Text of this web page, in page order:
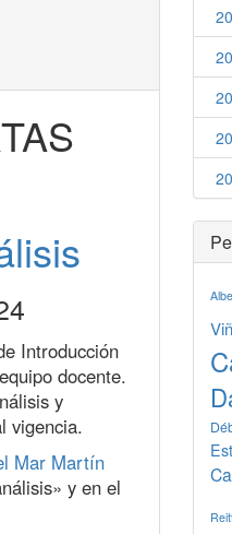
Introducción
docente.
y
vigencia.
Mar Martín
y en el